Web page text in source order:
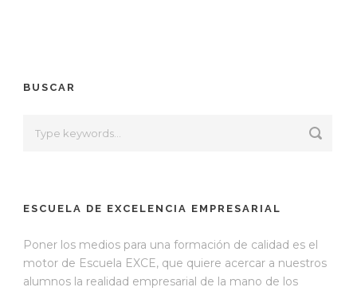
BUSCAR
ESCUELA DE EXCELENCIA EMPRESARIAL
Poner los medios para una formación de calidad es el
motor de Escuela EXCE, que quiere acercar a nuestros
alumnos la realidad empresarial de la mano de los